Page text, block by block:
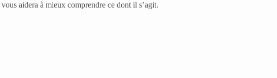
aidera à mieux comprendre ce dont il s’agit.